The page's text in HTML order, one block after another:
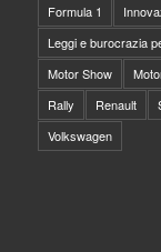
Formula 1
Leggi e burocrazia
Motor Show
Rally
Renault
Volkswagen